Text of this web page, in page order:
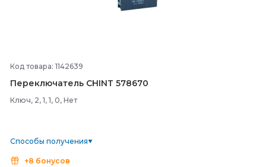
Код товара: 1142639
Переключатель CHINT 578670
Ключ, 2, 1, 1, 0, Нет
Способы получения
+8 бонусов